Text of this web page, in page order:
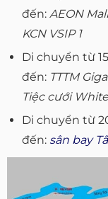
đến: AEON
KCN VSIP 1
Di chuyển từ
đến:TTTM
Tiệc cưới
Di chuyển từ
đến: sân bay